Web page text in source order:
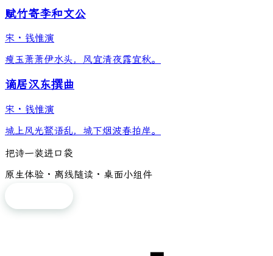
赋竹寄李和文公
宋 · 钱惟演
瘦玉萧萧伊水头，风宜清夜露宜秋。
谪居汉东撰曲
宋 · 钱惟演
城上风光鶑语乱，城下烟波春拍岸。
把诗一装进口袋
原生体验 · 离线随读 · 桌面小组件